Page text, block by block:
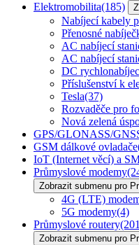
Elektromobilita(185)
Nabíjecí kabely
Přenosné
AC nabíjecí
AC nabíjecí
DC
Příslušenství k
Tesla(37)
Rozvaděče pro
Nová zelená
GPS/GLONASS/
GSM dálkové ovladače
IoT (Internet věcí) a
Průmyslové modemy
Zobrazit submenu pro
4G (LTE)
5G modemy(4)
Průmyslové routery
Zobrazit submenu pro